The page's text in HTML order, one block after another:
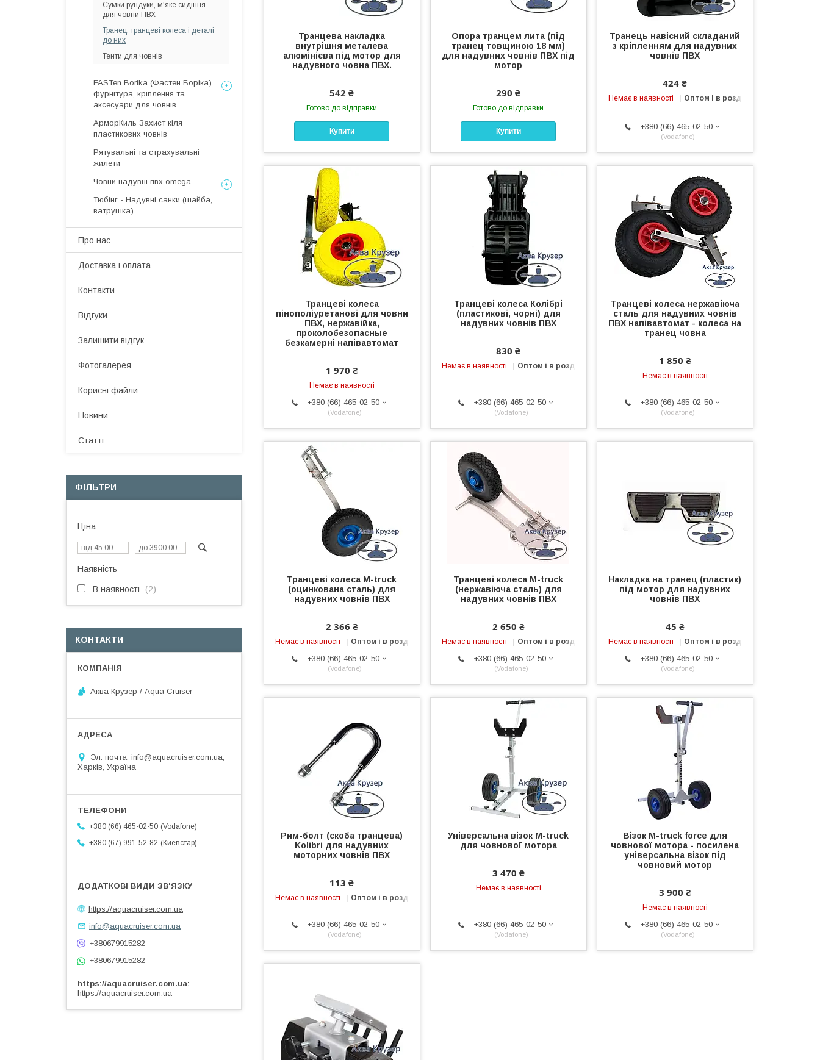
Транцева накладка
внутрішня металева
алюмінієва під мотор для
надувного човна ПВХ.
542 ₴
Готово до відправки
Купити
Опора транцем лита (під
транец товщиною 18 мм)
для надувних човнів ПВХ під
мотор
290 ₴
Готово до відправки
Купити
Транець навісний складаний
з кріпленням для надувних
човнів ПВХ
424 ₴
Немає в наявності Оптом і в роздріб
+380 (66) 465-02-50
Vodafone
Транцеві колеса
пінополіуретанові для човни
ПВХ, нержавійка,
проколобезопасные
безкамерні напівавтомат
1 970 ₴
Немає в наявності
+380 (66) 465-02-50
Vodafone
Транцеві колеса Колібрі
(пластикові, чорні) для
надувних човнів ПВХ
830 ₴
Немає в наявності Оптом і в роздріб
+380 (66) 465-02-50
Vodafone
Транцеві колеса нержавіюча
сталь для надувних човнів
ПВХ напівавтомат - колеса на
транец човна
1 850 ₴
Немає в наявності
+380 (66) 465-02-50
Vodafone
Транцеві колеса M-truck
(оцинкована сталь) для
надувних човнів ПВХ
2 366 ₴
Немає в наявності Оптом і в роздріб
+380 (66) 465-02-50
Vodafone
Транцеві колеса M-truck
(нержавіюча сталь) для
надувних човнів ПВХ
2 650 ₴
Немає в наявності Оптом і в роздріб
+380 (66) 465-02-50
Vodafone
Накладка на транец (пластик)
під мотор для надувних
човнів ПВХ
45 ₴
Немає в наявності Оптом і в роздріб
+380 (66) 465-02-50
Vodafone
Рим-болт (скоба транцева)
Kolibri для надувних
моторних човнів ПВХ
113 ₴
Немає в наявності Оптом і в роздріб
+380 (66) 465-02-50
Vodafone
Універсальна візок M-truck
для човнової мотора
3 470 ₴
Немає в наявності
+380 (66) 465-02-50
Vodafone
Візок M-truck force для
човнової мотора - посилена
універсальна візок під
човновий мотор
3 900 ₴
Немає в наявності
+380 (66) 465-02-50
Vodafone
Сумки рундуки, м'яке сидіння
для човни ПВХ
Транец, транцеві колеса і деталі
до них
Тенти для човнів
FASTen Borika (Фастен Боріка)
фурнітура, кріплення та
аксесуари для човнів
АрморКиль Захист кіля
пластикових човнів
Рятувальні та страхувальні
жилети
Човни надувні пвх omega
Тюбінг - Надувні санки (шайба,
ватрушка)
Про нас
Доставка і оплата
Контакти
Відгуки
Залишити відгук
Фотогалерея
Корисні файли
Новини
Статті
ФІЛЬТРИ
Ціна
Наявність
В наявності 2
КОНТАКТИ
Аква Крузер / Aqua Cruiser
Эл. почта: info@aquacruiser.com.ua,
Харків, Україна
+380 (66) 465-02-50 Vodafone
+380 (67) 991-52-82
Киевстар
https://aquacruiser.com.ua
info@aquacruiser.com.ua
+380679915282
+380679915282
https://aquacruiser.com.ua
https://aquacruiser.com.ua